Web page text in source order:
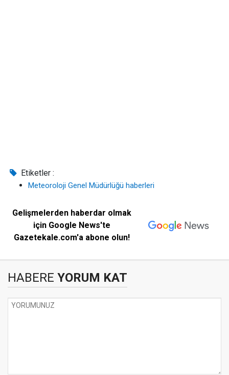
Etiketler :
Meteoroloji Genel Müdürlüğü haberleri
Gelişmelerden haberdar olmak
için Google News'te
Gazetekale.com'a abone olun!
HABERE YORUM KAT